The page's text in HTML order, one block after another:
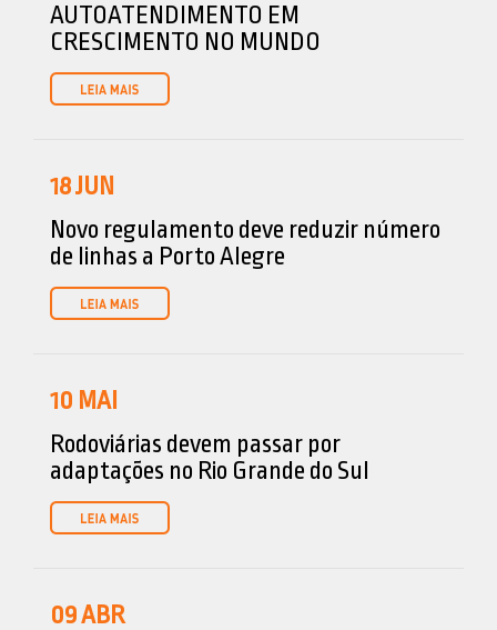
AUTOATENDIMENTO EM
CRESCIMENTO NO MUNDO
18JUN
Novo regulamento deve reduzir número
de linhas a Porto Alegre
10 MAI
Rodoviárias devem passar por
adaptações no Rio Grande do Sul
09ABR